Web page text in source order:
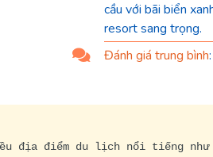
cầu với bãi biển
resort sang trọng.
Đánh giá trung bình
địa điểm du lịch nổi tiếng như